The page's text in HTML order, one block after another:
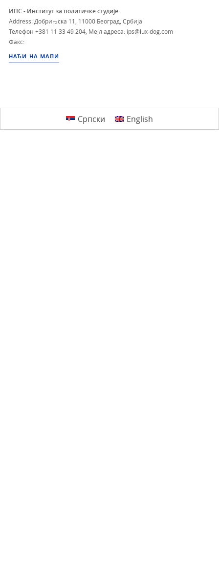
ИПС - Институт за политичке студије
Address: Добрињска 11, 11000 Београд, Србија
Телефон +381 11 33 49 204, Мејл адреса: ips@lux-dog.com
Факс:
НАЂИ НА МАПИ
Српски English